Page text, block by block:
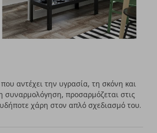
αντέχει την υγρασία, τη σκόνη και
συναρμολόγηση, προσαρμόζεται στις
χάρη στον απλό σχεδιασμό του.